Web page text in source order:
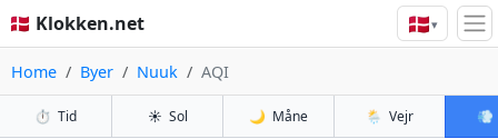
🇩🇰 Klokken.net 🇩🇰▾
Home Byer Nuuk AQI
⏱️ Tid ☀️ Sol 🌙 Måne 🌦️ Vejr 💨